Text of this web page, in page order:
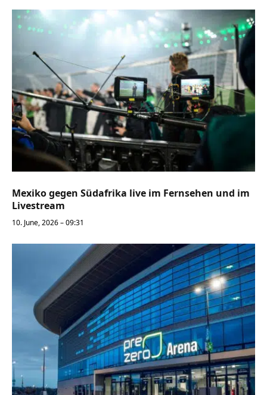
Mexiko gegen Südafrika live im Fernsehen und im
Livestream
10. June, 2026 – 09:31